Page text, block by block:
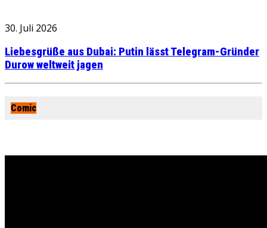
30. Juli 2026
Liebesgrüße aus Dubai: Putin lässt Telegram-Gründer
Durow weltweit jagen
Comic